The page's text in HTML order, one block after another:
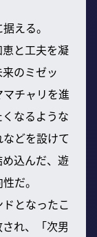
える。
と工夫を凝
のミゼッ
チャリを進
なるような
どを設けて
込んだ、遊
だ。
となったこ
れ、「次男